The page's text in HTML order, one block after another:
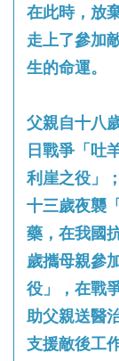
在此時，放
走上了參加
生的命運。
父親自十八
日戰爭「吐
利崖之役」
十三歲夜襲
藥，在我國
歲攜母親參
役」，在戰
助父親送醫
支援敵後工